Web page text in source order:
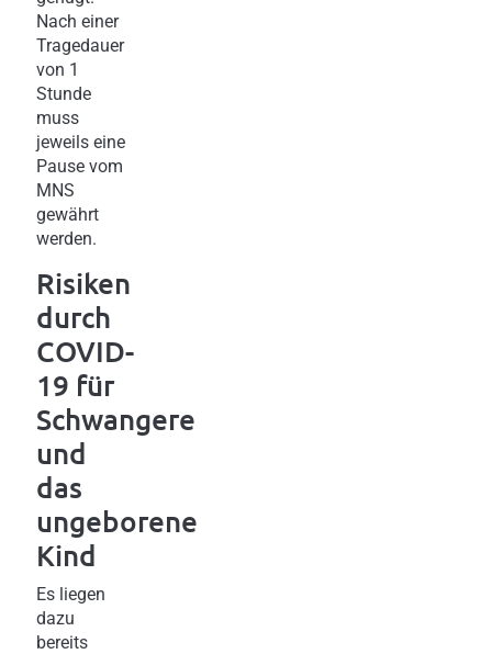
Nach einer
Tragedauer
von 1
Stunde
muss
jeweils eine
Pause vom
MNS
gewährt
werden.
Risiken
durch
COVID-
19 für
Schwangere
und
das
ungeborene
Kind
Es liegen
dazu
bereits